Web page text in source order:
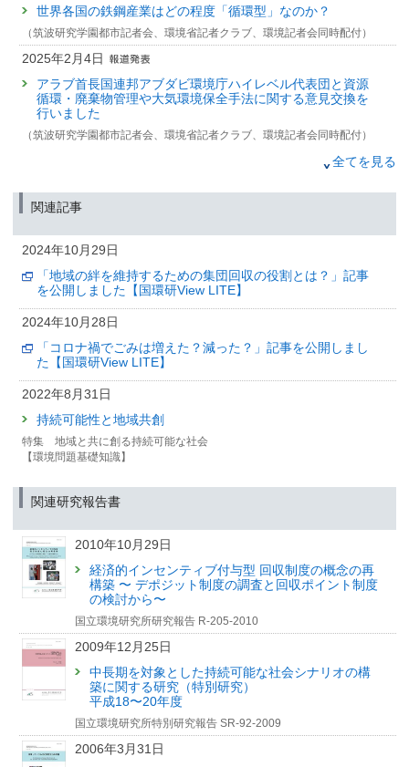
世界各国の鉄鋼産業はどの程度「循環型」なのか？
（筑波研究学園都市記者会、環境省記者クラブ、環境記者会同時配付）
2025年2月4日
アラブ首長国連邦アブダビ環境庁ハイレベル代表団と資源
循環・廃棄物管理や大気環境保全手法に関する意見交換を
行いました
（筑波研究学園都市記者会、環境省記者クラブ、環境記者会同時配付）
を公開しました【国環研View LITE】
2024年10月28日
「コロナ禍でごみは増えた？減った？」記事を公開しまし
た【国環研View LITE】
2024年3月29日
韓国の国立環境研究院との共同研究覚書締結と
意見交換セミナー開催について（報告）
（筑波研究学園都市記者会、環境省記者クラブ、環境記者会同時配付）
2023年12月11日
カーボンニュートラル社会での材料供給は世界的に不足の
可能性 〜資源効率性の向上が急務〜
（筑波研究学園都市記者会、環境省記者クラブ、環境記者会同時配付）
全てを見る
関連記事
2024年10月29日
「地域の絆を維持するための集団回収の役割とは？」記事
を公開しました【国環研View LITE】
2024年10月28日
「コロナ禍でごみは増えた？減った？」記事を公開しまし
た【国環研View LITE】
2022年8月31日
持続可能性と地域共創
特集 地域と共に創る持続可能な社会
【環境問題基礎知識】
関連研究報告書
2010年10月29日
経済的インセンティブ付与型 回収制度の概念の再
構築 〜 デポジット制度の調査と回収ポイント制度
の検討から〜
国立環境研究所研究報告 R-205-2010
2009年12月25日
中長期を対象とした持続可能な社会シナリオの構
築に関する研究（特別研究）
平成18〜20年度
国立環境研究所特別研究報告 SR-92-2009
2006年3月31日